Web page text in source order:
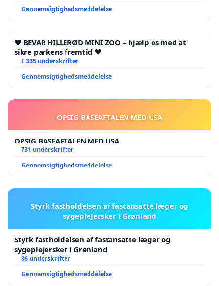
Gennemsigtighedsmeddelelse
❤️ BEVAR HILLERØD MINI ZOO – hjælp os med at
sikre parkens fremtid ❤️
1 335 underskrifter
Gennemsigtighedsmeddelelse
OPSIG BASEAFTALEN MED USA
OPSIG BASEAFTALEN MED USA
731 underskrifter
Gennemsigtighedsmeddelelse
Styrk fastholdelsen af fastansatte læger og
sygeplejersker i Grønland
Styrk fastholdelsen af fastansatte læger og
sygeplejersker i Grønland
86 underskrifter
Gennemsigtighedsmeddelelse